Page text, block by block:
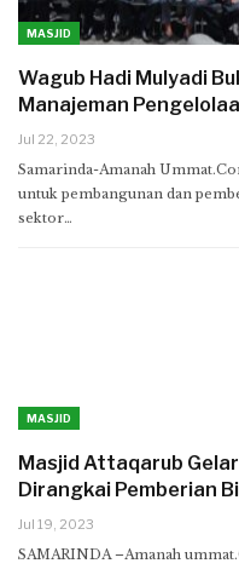
MASJID
Wagub Hadi Mulyadi
Manajeman
Jul 22, 2023
Samarinda-Amanah
untuk pembangunan dan
sektor…
MASJID
Masjid Attaqarub
Dirangkai Pemberian
Jul 19, 2023
SAMARINDA –Amanah